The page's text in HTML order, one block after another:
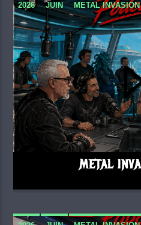
2026 JUIN METAL
METAL